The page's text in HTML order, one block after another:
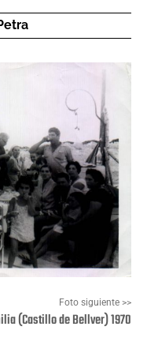
Foto siguiente >>
(Castillo de Bellver) 1970